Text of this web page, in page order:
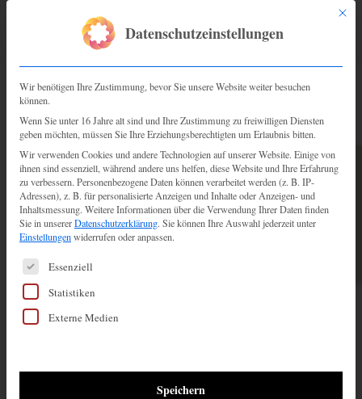
HinterLa belle mariée – Brautatelierstecken wir,
und Nikol Konta
Wir haben uns vor vielen Jahren kennengelernt und schnell
festgestellt, dass unsere beiden Herzen bedingungslos für
Brautmode schlagen.
Unsere gemeinsame Leidenschaft für „das Kleid aller
Kleider“ war so groß, dass uns schnell klar war, DU und
ICH, wir mussten uns finden, um mit vereintem Fachwissen
und unbändiger Leidenschaft Brautherzen noch höher
Mit
Datenschutzeinstellungen
Wir benötigen Ihre Zustimmung, bevor Sie unsere Website weiter besuchen
können.
Wenn Sie unter 16 Jahre alt sind und Ihre Zustimmung zu freiwilligen Diensten
geben möchten, müssen Sie Ihre Erziehungsberechtigten um Erlaubnis bitten.
Wir verwenden Cookies und andere Technologien auf unserer Website. Einige von
ihnen sind essenziell, während andere uns helfen, diese Website und Ihre Erfahrung
zu verbessern. Personenbezogene Daten können verarbeitet werden (z. B. IP-
Adressen), z. B. für personalisierte Anzeigen und Inhalte oder Anzeigen- und
Inhaltsmessung. Weitere Informationen über die Verwendung Ihrer Daten finden
Sie in unsererDatenschutzerklärung. Sie können Ihre Auswahl jederzeit unter
Einstellungenwiderrufen oder anpassen.
Es folgt eine Liste der Service-Gruppen, für die eine
Essenziell
Statistiken
Externe Medien
Speichern